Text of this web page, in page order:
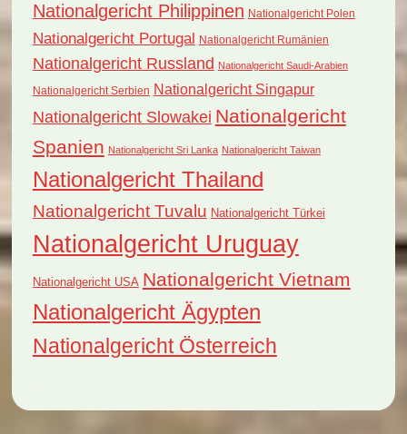
Nationalgericht Philippinen Nationalgericht Polen
Nationalgericht Portugal Nationalgericht Rumänien
Nationalgericht Russland Nationalgericht Saudi-Arabien
Nationalgericht Serbien Nationalgericht Singapur
Nationalgericht Slowakei Nationalgericht
Spanien Nationalgericht Sri Lanka Nationalgericht Taiwan
Nationalgericht Thailand
Nationalgericht Tuvalu Nationalgericht Türkei
Nationalgericht Uruguay
Nationalgericht USA Nationalgericht Vietnam
Nationalgericht Ägypten
Nationalgericht Österreich